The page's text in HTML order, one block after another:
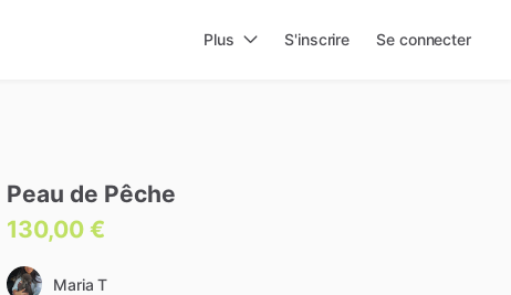
Plus S'inscrire Se connecter
Peau de Pêche
130,00 €
Maria T